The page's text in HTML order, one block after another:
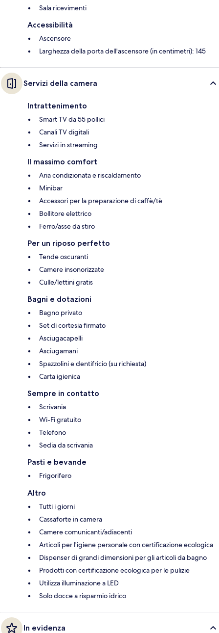
Sala ricevimenti
Accessibilità
Ascensore
Larghezza della porta dell'ascensore (in centimetri): 145
Servizi della camera
Intrattenimento
Smart TV da 55 pollici
Canali TV digitali
Servizi in streaming
Il massimo comfort
Aria condizionata e riscaldamento
Minibar
Accessori per la preparazione di caffè/tè
Bollitore elettrico
Ferro/asse da stiro
Per un riposo perfetto
Tende oscuranti
Camere insonorizzate
Culle/lettini gratis
Bagni e dotazioni
Bagno privato
Set di cortesia firmato
Asciugacapelli
Asciugamani
Spazzolini e dentifricio (su richiesta)
Carta igienica
Sempre in contatto
Scrivania
Wi-Fi gratuito
Telefono
Sedia da scrivania
Pasti e bevande
Frigorifero
Altro
Tutti i giorni
Cassaforte in camera
Camere comunicanti/adiacenti
Articoli per l'igiene personale con certificazione ecologica
Dispenser di grandi dimensioni per gli articoli da bagno
Prodotti con certificazione ecologica per le pulizie
Utilizza illuminazione a LED
Solo docce a risparmio idrico
In evidenza